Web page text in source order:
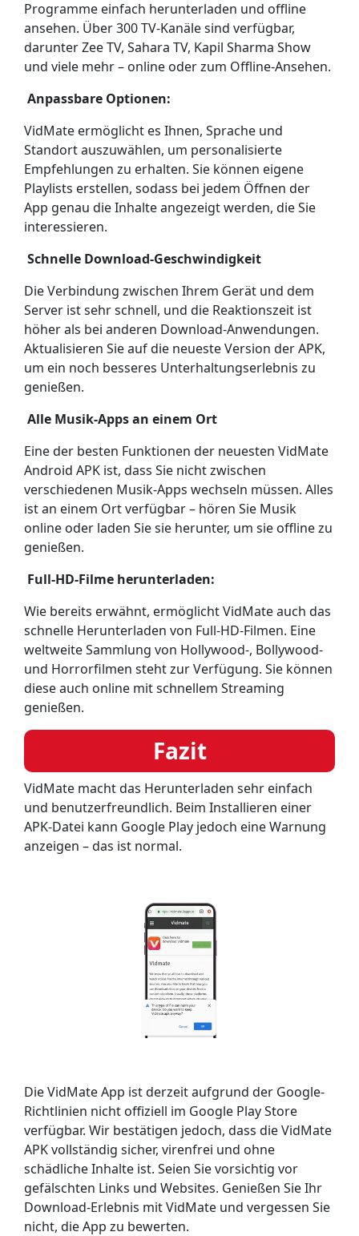
Programme einfach herunterladen und offline
ansehen. Über 300 TV-Kanäle sind verfügbar,
darunter Zee TV, Sahara TV, Kapil Sharma Show
und viele mehr – online oder zum Offline-Ansehen.
Anpassbare Optionen:
VidMate ermöglicht es Ihnen, Sprache und
Standort auszuwählen, um personalisierte
Empfehlungen zu erhalten. Sie können eigene
Playlists erstellen, sodass bei jedem Öffnen der
App genau die Inhalte angezeigt werden, die Sie
interessieren.
Schnelle Download-Geschwindigkeit
Die Verbindung zwischen Ihrem Gerät und dem
Server ist sehr schnell, und die Reaktionszeit ist
höher als bei anderen Download-Anwendungen.
Aktualisieren Sie auf die neueste Version der APK,
um ein noch besseres Unterhaltungserlebnis zu
genießen.
Alle Musik-Apps an einem Ort
Eine der besten Funktionen der neuesten VidMate
Android APK ist, dass Sie nicht zwischen
verschiedenen Musik-Apps wechseln müssen. Alles
ist an einem Ort verfügbar – hören Sie Musik
online oder laden Sie sie herunter, um sie offline zu
genießen.
Full-HD-Filme herunterladen:
Wie bereits erwähnt, ermöglicht VidMate auch das
schnelle Herunterladen von Full-HD-Filmen. Eine
weltweite Sammlung von Hollywood-, Bollywood-
und Horrorfilmen steht zur Verfügung. Sie können
diese auch online mit schnellem Streaming
genießen.
Fazit
VidMate macht das Herunterladen sehr einfach
und benutzerfreundlich. Beim Installieren einer
APK-Datei kann Google Play jedoch eine Warnung
anzeigen – das ist normal.
Die VidMate App ist derzeit aufgrund der Google-
Richtlinien nicht offiziell im Google Play Store
verfügbar. Wir bestätigen jedoch, dass die VidMate
APK vollständig sicher, virenfrei und ohne
schädliche Inhalte ist. Seien Sie vorsichtig vor
gefälschten Links und Websites. Genießen Sie Ihr
Download-Erlebnis mit VidMate und vergessen Sie
nicht, die App zu bewerten.